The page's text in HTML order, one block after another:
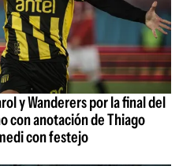
y Wanderers por la final del
con anotación de Thiago
con festejo